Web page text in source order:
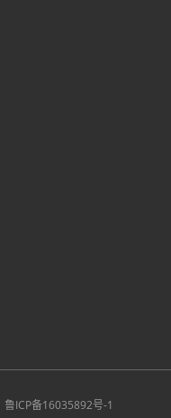
鲁ICP备16035892号-1